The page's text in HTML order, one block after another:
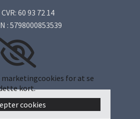
CVR: 60 93 72 14
: 5798000853539
for at se
kort.
cookies